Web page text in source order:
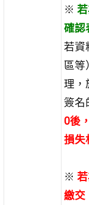
※
確認
若資
區等
理，
簽名
0後
損失
※
繳交